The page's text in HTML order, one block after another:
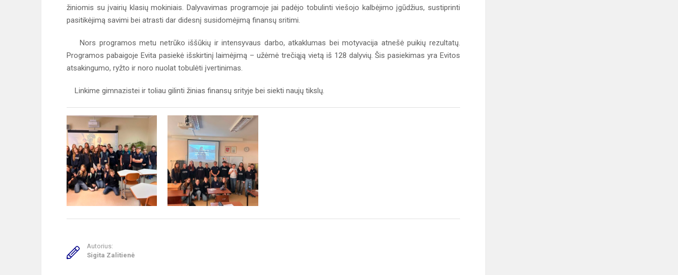
žiniomis su įvairių klasių mokiniais. Dalyvavimas programoje jai padėjo tobulinti viešojo kalbėjimo įgūdžius, sustiprinti
pasitikėjimą savimi bei atrasti dar didesnį susidomėjimą finansų sritimi.
Nors programos metu netrūko iššūkių ir intensyvaus darbo, atkaklumas bei motyvacija atnešė puikių rezultatų.
Programos pabaigoje Evita pasiekė išskirtinį laimėjimą – užėmė trečiąją vietą iš 128 dalyvių. Šis pasiekimas yra Evitos
atsakingumo, ryžto ir noro nuolat tobulėti įvertinimas.
Linkime gimnazistei ir toliau gilinti žinias finansų srityje bei siekti naujų tikslų.
Autorius:
Sigita Zalitienė